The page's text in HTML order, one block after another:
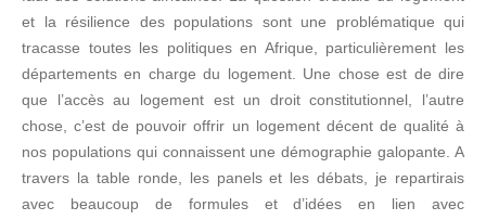
et la résilience des populations sont une problématique qui
tracasse toutes les politiques en Afrique, particulièrement les
départements en charge du logement. Une chose est de dire
que l’accès au logement est un droit constitutionnel, l’autre
chose, c’est de pouvoir offrir un logement décent de qualité à
nos populations qui connaissent une démographie galopante. A
travers la table ronde, les panels et les débats, je repartirais
avec beaucoup de formules et d’idées en lien avec